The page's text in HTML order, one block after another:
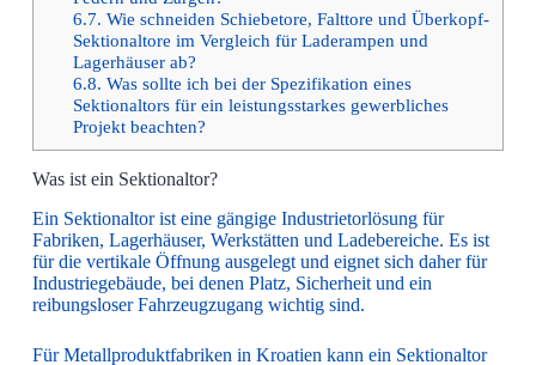
6.7. Wie schneiden Schiebetore, Falttore und Überkopf-
Sektionaltore im Vergleich für Laderampen und
Lagerhäuser ab?
6.8. Was sollte ich bei der Spezifikation eines
Sektionaltors für ein leistungsstarkes gewerbliches
Projekt beachten?
Was ist ein Sektionaltor?
Ein Sektionaltor ist eine gängige Industrietorlösung für
Fabriken, Lagerhäuser, Werkstätten und Ladebereiche. Es ist
für die vertikale Öffnung ausgelegt und eignet sich daher für
Industriegebäude, bei denen Platz, Sicherheit und ein
reibungsloser Fahrzeugzugang wichtig sind.
Für Metallproduktfabriken in Kroatien kann ein Sektionaltor